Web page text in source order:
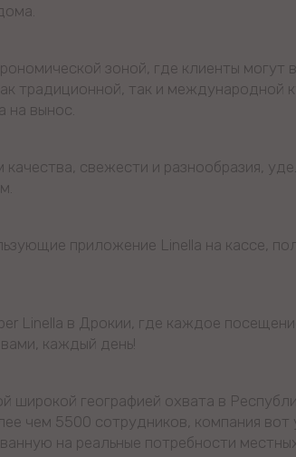
зоной, где клиенты могут
традиционной, так и международной
на вынос.
свежести и разнообразия,
приложение Linella на кассе,
Linella в Дрокии, где каждое
каждый день!
широкой географией охвата в
чем 5500 сотрудников, компания вот
на реальные потребности